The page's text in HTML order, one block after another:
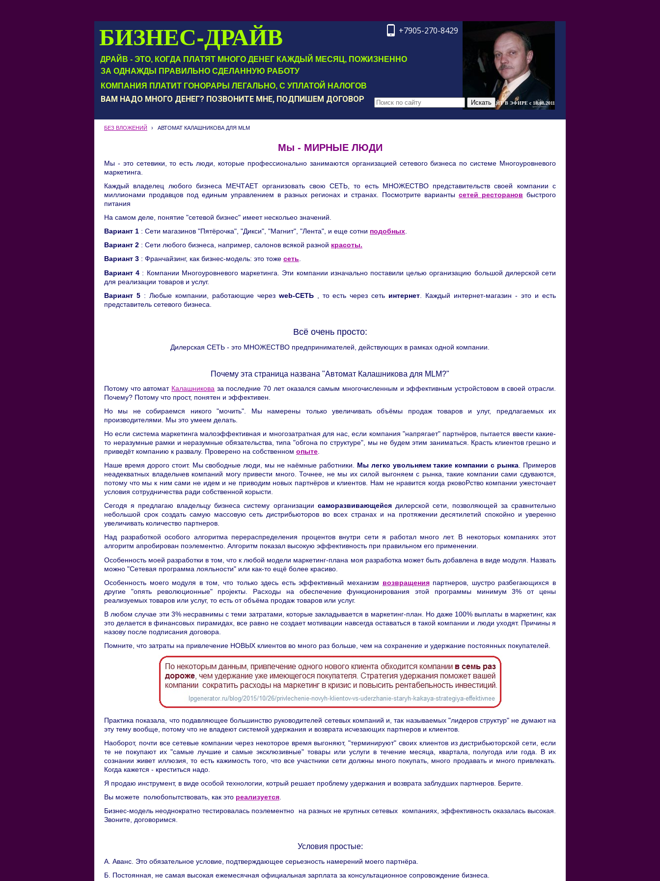
САЙТ В ЭФИРЕ c 18.08.2011
+7905-270-8429
БИЗНЕС-ДРАЙВ
ДРАЙВ - ЭТО, КОГДА ПЛАТЯТ МНОГО ДЕНЕГ КАЖДЫЙ МЕСЯЦ, ПОЖИЗНЕННО
КОМПАНИЯ ПЛАТИТ ГОНОРАРЫ ЛЕГАЛЬНО, С УПЛАТОЙ НАЛОГОВ
ЗА ОДНАЖДЫ ПРАВИЛЬНО СДЕЛАННУЮ РАБОТУ
ВАМ НАДО МНОГО ДЕНЕГ? ПОЗВОНИТЕ МНЕ, ПОДПИШЕМ ДОГОВОР
БЕЗ ВЛОЖЕНИЙ › АВТОМАТ КАЛАШНИКОВА ДЛЯ MLM
Мы - МИРНЫЕ ЛЮДИ
Мы - это сетевики, то есть люди, которые профессионально занимаются организацией сетевого бизнеса по системе Многоуровневого
маркетинга.
Каждый владелец любого бизнеса МЕЧТАЕТ организовать свою СЕТЬ, то есть МНОЖЕСТВО представительств своей компании с
миллионами продавцов под единым управлением в разных регионах и странах. Посмотрите варианты сетей ресторанов быстрого
питания
На самом деле, понятие "сетевой бизнес" имеет нескольео значений.
Вариант 1 : Сети магазинов "Пятёрочка", "Дикси", "Магнит", "Лента", и еще сотни подобных.
Вариант 2 : Сети любого бизнеса, например, салонов всякой разной красоты.
Вариант 3 : Франчайзинг, как бизнес-модель: это тоже сеть.
Вариант 4 : Компании Многоуровневого маркетинга. Эти компании изначально поставили целью организацию большой дилерской сети
для реализации товаров и услуг.
Вариант 5: Любые компании, работающие через web-СЕТЬ, то есть через сеть интернет . Каждый интернет-магазин - это и есть
представитель сетевого бизнеса.
Всё очень просто:
Дилерская СЕТЬ - это МНОЖЕСТВО предпринимателей, действующих в рамках одной компании.
Почему эта страница названа "Автомат Калашникова для MLM?"
Потому что автомат Калашникова за последние 70 лет оказался самым многочисленным и эффективным устройстовом в своей отрасли.
Почему? Потому что прост, понятен и эффективен.
Но мы не собираемся никого "мочить". Мы намерены только увеличивать объёмы продаж товаров и улуг, предлагаемых их
производителями. Мы это умеем делать.
Но если система маркетинга малоэффективная и многозатратная для нас, если компания "напрягает" партнёров, пытается ввести какие-
то неразумные рамки и неразумные обязательства, типа "обгона по структуре", мы не будем этим заниматься. Красть клиентов грешно и
приведёт компанию к развалу. Проверено на собственном опыте.
Наше время дорого стоит. Мы свободные люди, мы не наёмные работники. Мы легко увольняем такие компании с рынка. Примеров
неадекватных владельчев компаний могу привести много. Точнее, не мы их силой выгоняем с рынка, такие компании сами сдуваются,
потому что мы к ним сами не идем и не приводим новых партнёров и клиентов. Нам не нравится когда рковоРство компании ужесточает
условия сотрудничества ради собственной корысти.
Сегодя я предлагаю владельцу бизнеса систему организации саморазвивающейся дилерской сети, позволяющей за сравнительно
небольшой срок создать самую массовую сеть дистрибьюторов во всех странах и на протяжении десятилетий спокойно и уверенно
увеличивать количество партнеров.
Над разработкой особого алгоритма перераспределения процентов внутри сети я работал много лет. В некоторых компаниях этот
алгоритм апробирован поэлементно. Алгоритм показал высокую эффективность при правильном его применении.
Особенность моей разработки в том, что к любой модели маркетинг-плана моя разработка может быть добавлена в виде модуля. Назвать
можно "Сетевая программа лояльности" или как-то ещё более красиво.
Особенность моего модуля в том, что только здесь есть эффективный механизм возвращения партнеров, шустро разбегающихся в
другие "опять революционные" проjeкты. Расходы на обеспечение функционирования этой программы минимум 3% от цены
реализуемых товаров или услуг, то есть от объёма продаж товаров или услуг.
В любом случае эти 3% несравнимы с теми затратами, которые закладывается в маркетинг-план. Но даже 100% выплаты в маркетинг, как
это делается в финансовых пирамидах, все равно не создает мотивации навсегда оставаться в такой компании и люди уходят. Причины я
назову после подписания договора.
Помните, что затраты на привлечение НОВЫХ клиентов во много раз больше, чем на сохранение и удержание постоянных покупателей.
Практика показала, что подавляющее большинство руководителей сетевых компаний и, так называемых "лидеров структур" не думают на
эту тему вообще, потому что не владеют системой удержания и возврата исчезающих партнеров и клиентов.
Наоборот, почти все сетевые компании через некоторое время выгоняют, "терминируют" своих клиентов из дистрибьюторской сети, если
те не покупают их "самые лучшие и самые эксклюзивные" товары или услуги в течение месяца, квартала, полугода или года. В их
сознании живет иллюзия, то есть кажимость того, что все участники сети должны много покупать, много продавать и много привлекать.
Когда кажется - креститься надо.
Я продаю инструмент, в виде особой технологии, котрый решает проблему удержания и возврата заблудших партнеров. Берите.
Вы можете полюбопытствовать, как это реализуется
Бизнес-модель неоднократно тестировалась поэлементно на разных не крупныхсетевых компаниях, эффективность оказалась высокая.
Звоните, договоримся.
Условия простые:
А. Аванс. Это обязательное условие, подтверждающее серьезность намерений моего партнёра.
Б. Постоянная, не самая высокая ежемесячная официальная зарплата за консультационное сопровождение бизнеса.